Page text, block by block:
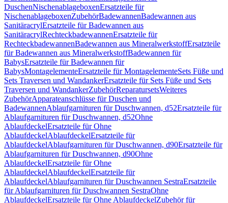
DuschenNischenablageboxenErsatzteile für
NischenablageboxenZubehörBadewannenBadewannen aus
SanitäracrylErsatzteile für Badewannen aus
SanitäracrylRechteckbadewannenErsatzteile für
RechteckbadewannenBadewannen aus MineralwerkstoffErsatzteile
für Badewannen aus MineralwerkstoffBadewannen für
BabysErsatzteile für Badewannen für
BabysMontagelementeErsatzteile für MontagelementeSets Füße und
Sets Traversen und WandankerErsatzteile für Sets Füße und Sets
Traversen und WandankerZubehörReparatursetsWeiteres
ZubehörApparateanschlüsse für Duschen und
BadewannenAblaufgarnituren für Duschwannen, d52Ersatzteile für
Ablaufgarnituren für Duschwannen, d52Ohne
AblaufdeckelErsatzteile für Ohne
AblaufdeckelAblaufdeckelErsatzteile für
AblaufdeckelAblaufgarnituren für Duschwannen, d90Ersatzteile für
Ablaufgarnituren für Duschwannen, d90Ohne
AblaufdeckelErsatzteile für Ohne
AblaufdeckelAblaufdeckelErsatzteile für
AblaufdeckelAblaufgarnituren für Duschwannen SestraErsatzteile
für Ablaufgarnituren für Duschwannen SestraOhne
AblaufdeckelErsatzteile für Ohne AblaufdeckelZubehör für